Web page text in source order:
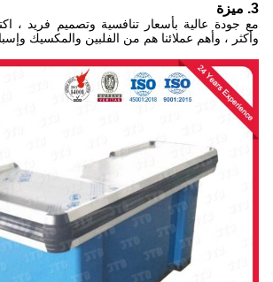
3. ميزة
مع جودة عالية بأسعار تنافسية وتصميم فريد ،
وأكثر ، وأهم عملائنا هم من الفلبين والمكسيك